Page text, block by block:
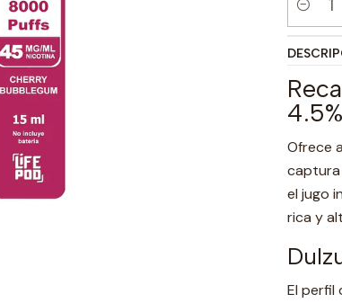
Cantidad
Ofrece
captura
el jugo
rica y
El perfil